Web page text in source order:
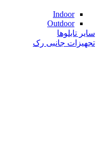
Indoor
Outdoor
سایر تابلوها
تجهیزات جانبی رک